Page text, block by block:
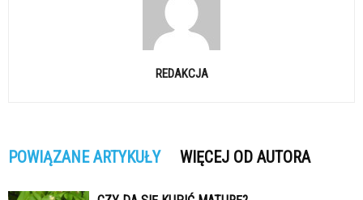
REDAKCJA
POWIĄZANE ARTYKUŁY WIĘCEJ OD AUTORA